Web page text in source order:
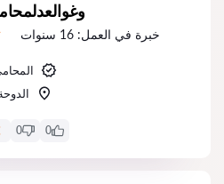
خبرة في العمل: 16 سنوات
0
0